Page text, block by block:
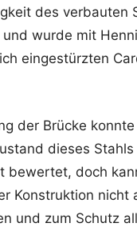
des verbauten
wurde mit
eingestürzten
der Brücke
dieses
bewertet, doch
Konstruktion nicht
und zum Schutz